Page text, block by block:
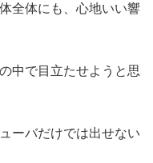
全体にも、心地いい響
中で目立たせようと思
ーバだけでは出せない